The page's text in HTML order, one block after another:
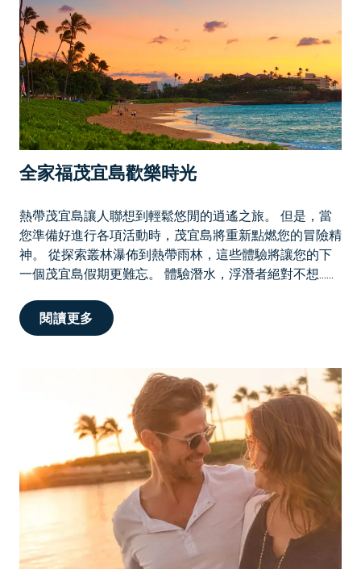
E
家
族
全家福茂宜島歡樂時光
熱帶茂宜島讓人聯想到輕鬆悠閒的逍遙之旅。 但是，當
您準備好進行各項活動時，茂宜島將重新點燃您的冒險精
神。 從探索叢林瀑佈到熱帶雨林，這些體驗將讓您的下
一個茂宜島假期更難忘。 體驗潛水，浮潛者絕對不想......
閱讀更多
家
島
歡
樂
時
光